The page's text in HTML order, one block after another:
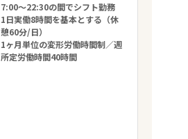
7:00～22:30の間でシフト勤務
1日実働8時間を基本とする（休
憩60分/日）
1ヶ月単位の変形労働時間制／週
所定労働時間40時間